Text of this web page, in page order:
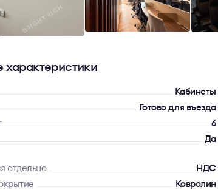
Кабинеты
Готово для въезда
6
Да
отдельно
НДС
Ковролин